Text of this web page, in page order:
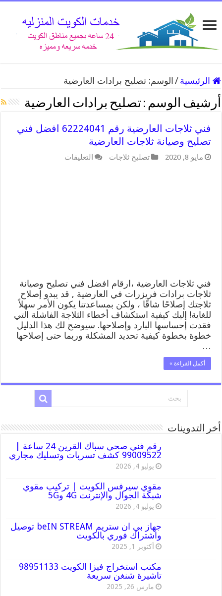
الرئيسية / الوسم:تصليح برادات العارضية
أرشيف الوسم :تصليح برادات العارضية
فني ثلاجات العارضية رقم 62224041 افضل فني
تصليح وصيانة ثلاجات العارضية
مايو 8, 2020 تصليح ثلاجات التعليقات
فني ثلاجات العارضية ،ارقام افضل فني تصليح وصيانة
ثلاجات برادات فريزرات في العارضية , قد يبدو إصلاح
ثلاجتك إصلاحًا شاقًا ، ولكن بمساعدتنا يكون الأمر سهلاً
للغاية! إليك كيفية استكشاف أخطاء الثلاجة الفاشلة التي
فقدت إحساسها البارد وإصلاحها. سيوضح لك هذا الدليل
خطوة بخطوة كيفية تحديد المشكلة وربما حتى إصلاحها
…
أكمل القراءة »
أخر التدوينات
رقم فني صحي سباك القرين 24 ساعة |
99009522 كشف تسربات وتسليك مجاري
يوليو 4, 2026
مقوي سيرفس الكويت | تركيب مقوي
شبكة الجوال والإنترنت 4G و5G
يوليو 4, 2026
جهاز بي ان ستريم beIN STREAM توصيل
واشتراك فوري بالكويت
أكتوبر 1, 2025
مكتب استخراج فيزا الكويت 98951133
تاشيرة شنغن سريعة
مارس 26, 2025